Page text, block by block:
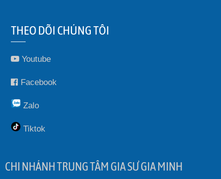
THEO DÕI CHÚNG TÔI
Youtube
Facebook
Zalo
Tiktok
CHI NHÁNH TRUNG TÂM GIA SƯ GIA MINH